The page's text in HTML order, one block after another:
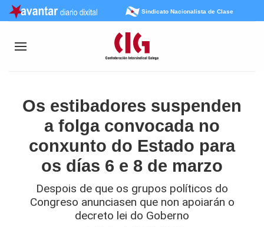
Sindicato Nacionalista de Clase
Os estibadores suspenden
a folga convocada no
conxunto do Estado para
os días 6 e 8 de marzo
Despois de que os grupos políticos do
Congreso anunciasen que non apoiarán o
decreto lei do Goberno